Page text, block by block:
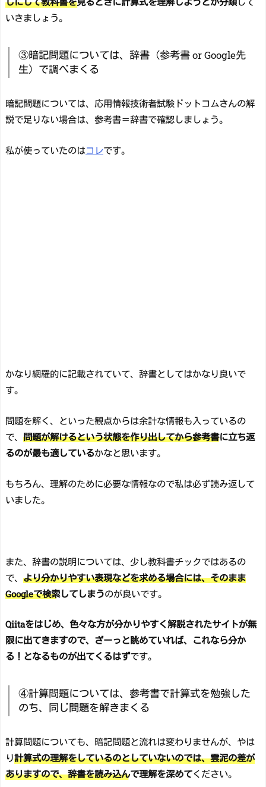
いきましょう。
③暗記問題については、辞書（参考書 or Google先
生）で調べまくる
暗記問題については、応用情報技術者試験ドットコムさんの解
説で足りない場合は、参考書＝辞書で確認しましょう。
私が使っていたのはコレです。
かなり網羅的に記載されていて、辞書としてはかなり良いで
す。
問題を解く、といった観点からは余計な情報も入っているの
で、 問題が解けるという状態を作り出してから参考書に立ち返
るのが最も適しているかなと思います。
もちろん、理解のために必要な情報なので私は必ず読み返して
いました。
また、辞書の説明については、少し教科書チックではあるの
で、 より分かりやすい表現などを求める場合には、そのまま
Googleで検索してしまうのが良いです。
Qiitaをはじめ、色々な方が分かりやすく解説されたサイトが無
限に出てきますので、ざーっと眺めていれば、これなら分か
る！となるものが出てくるはずです。
④計算問題については、参考書で計算式を勉強した
のち、同じ問題を解きまくる
計算問題についても、暗記問題と流れは変わりませんが、やは
り計算式の理解をしているのとしていないのでは、雲泥の差が
ありますので、辞書を読み込んで理解を深めてください。